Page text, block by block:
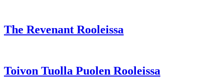
The Revenant Rooleissa
Toivon Tuolla Puolen Rooleissa